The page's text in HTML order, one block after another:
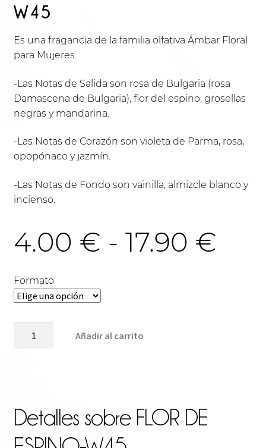
W45
Es una fragancia de la familia olfativa Ámbar Floral
para Mujeres.
-Las Notas de Salida son rosa de Bulgaria (rosa
Damascena de Bulgaria), flor del espino, grosellas
negras y mandarina.
-Las Notas de Corazón son violeta de Parma, rosa,
opopónaco y jazmín.
-Las Notas de Fondo son vainilla, almizcle blanco y
incienso.
4.00 € - 17.90 €
Formato
Añadir al carrito
Detalles sobre FLOR DE